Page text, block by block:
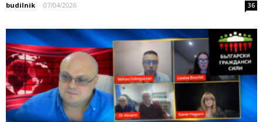
budilnik - 07/04/2026 36